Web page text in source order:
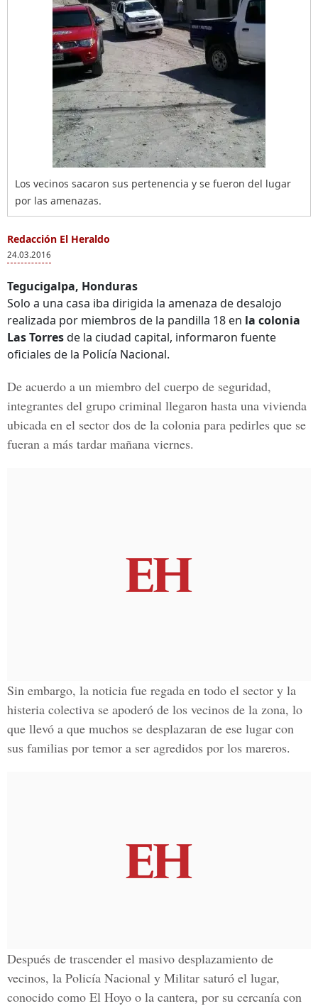
Los vecinos sacaron sus pertenencia y se fueron del lugar
por las amenazas.
Redacción El Heraldo
24.03.2016
Tegucigalpa, Honduras
Solo a una casa iba dirigida la amenaza de desalojo
realizada por miembros de la pandilla 18 en la colonia
Las Torresde la ciudad capital, informaron fuente
oficiales de la Policía Nacional.
De acuerdo a un miembro del cuerpo de seguridad,
integrantes del grupo criminal llegaron hasta una vivienda
ubicada en el sector dos de la colonia para pedirles que se
fueran a más tardar mañana viernes.
Sin embargo, la noticia fue regada en todo el sector y la
histeria colectiva se apoderó de los vecinos de la zona, lo
que llevó a que muchos se desplazaran de ese lugar con
sus familias por temor a ser agredidos por los mareros.
Después de trascender el masivo desplazamiento de
vecinos, la Policía Nacional y Militar saturó el lugar,
conocido como El Hoyo o la cantera, por su cercanía con